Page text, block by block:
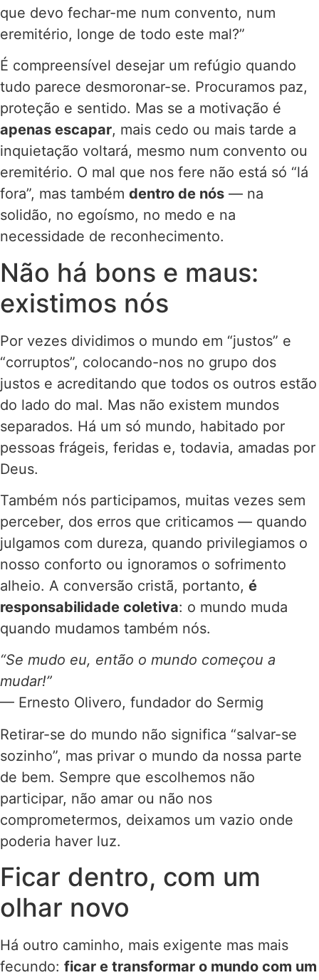
que devo fechar-me num convento, num
eremitério, longe de todo este mal?”
É compreensível desejar um refúgio quando
tudo parece desmoronar-se. Procuramos paz,
proteção e sentido. Mas se a motivação é
apenas escapar, mais cedo ou mais tarde a
inquietação voltará, mesmo num convento ou
eremitério. O mal que nos fere não está só “lá
fora”, mas também dentro de nós — na
solidão, no egoísmo, no medo e na
necessidade de reconhecimento.
Não há bons e maus:
existimos nós
Por vezes dividimos o mundo em “justos” e
“corruptos”, colocando-nos no grupo dos
justos e acreditando que todos os outros estão
do lado do mal. Mas não existem mundos
separados. Há um só mundo, habitado por
pessoas frágeis, feridas e, todavia, amadas por
Deus.
Também nós participamos, muitas vezes sem
perceber, dos erros que criticamos — quando
julgamos com dureza, quando privilegiamos o
nosso conforto ou ignoramos o sofrimento
alheio. A conversão cristã, portanto, é
responsabilidade coletiva: o mundo muda
quando mudamos também nós.
“Se mudo eu, então o mundo começou a
mudar!”
— Ernesto Olivero, fundador do Sermig
Retirar-se do mundo não significa “salvar-se
sozinho”, mas privar o mundo da nossa parte
de bem. Sempre que escolhemos não
participar, não amar ou não nos
comprometermos, deixamos um vazio onde
poderia haver luz.
Ficar dentro, com um
olhar novo
Há outro caminho, mais exigente mas mais
fecundo: ficar e transformar o mundo com um